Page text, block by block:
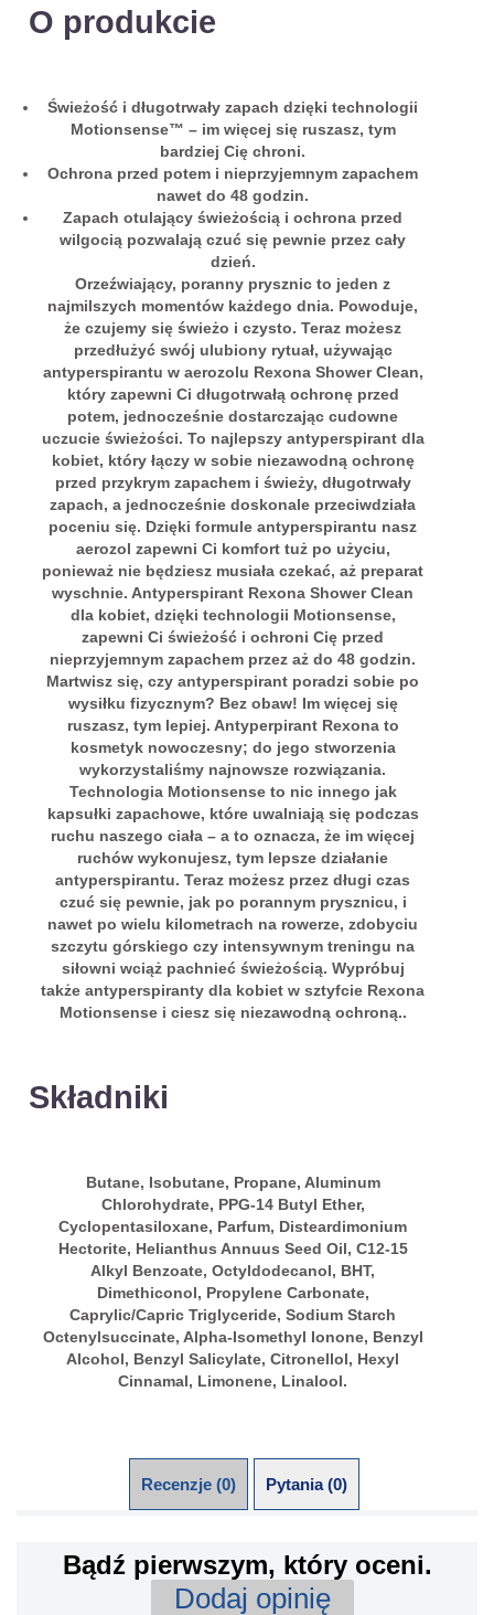
O produkcie
Świeżość i długotrwały zapach dzięki technologii
Motionsense™ – im więcej się ruszasz, tym
bardziej Cię chroni.
Ochrona przed potem i nieprzyjemnym zapachem
nawet do 48 godzin.
Zapach otulający świeżością i ochrona przed
wilgocią pozwalają czuć się pewnie przez cały
dzień.
Orzeźwiający, poranny prysznic to jeden z
najmilszych momentów każdego dnia. Powoduje,
że czujemy się świeżo i czysto. Teraz możesz
przedłużyć swój ulubiony rytuał, używając
antyperspirantu w aerozolu Rexona Shower Clean,
który zapewni Ci długotrwałą ochronę przed
potem, jednocześnie dostarczając cudowne
uczucie świeżości. To najlepszy antyperspirant dla
kobiet, który łączy w sobie niezawodną ochronę
przed przykrym zapachem i świeży, długotrwały
zapach, a jednocześnie doskonale przeciwdziała
poceniu się. Dzięki formule antyperspirantu nasz
aerozol zapewni Ci komfort tuż po użyciu,
ponieważ nie będziesz musiała czekać, aż preparat
wyschnie. Antyperspirant Rexona Shower Clean
dla kobiet, dzięki technologii Motionsense,
zapewni Ci świeżość i ochroni Cię przed
nieprzyjemnym zapachem przez aż do 48 godzin.
Martwisz się, czy antyperspirant poradzi sobie po
wysiłku fizycznym? Bez obaw! Im więcej się
ruszasz, tym lepiej. Antyperpirant Rexona to
kosmetyk nowoczesny; do jego stworzenia
wykorzystaliśmy najnowsze rozwiązania.
Technologia Motionsense to nic innego jak
kapsułki zapachowe, które uwalniają się podczas
ruchu naszego ciała – a to oznacza, że im więcej
ruchów wykonujesz, tym lepsze działanie
antyperspirantu. Teraz możesz przez długi czas
czuć się pewnie, jak po porannym prysznicu, i
nawet po wielu kilometrach na rowerze, zdobyciu
szczytu górskiego czy intensywnym treningu na
siłowni wciąż pachnieć świeżością. Wypróbuj
także antyperspiranty dla kobiet w sztyfcie Rexona
Motionsense i ciesz się niezawodną ochroną..
Składniki
Butane, Isobutane, Propane, Aluminum
Chlorohydrate, PPG-14 Butyl Ether,
Cyclopentasiloxane, Parfum, Disteardimonium
Hectorite, Helianthus Annuus Seed Oil, C12-15
Alkyl Benzoate, Octyldodecanol, BHT,
Dimethiconol, Propylene Carbonate,
Caprylic/Capric Triglyceride, Sodium Starch
Octenylsuccinate, Alpha-Isomethyl Ionone, Benzyl
Alcohol, Benzyl Salicylate, Citronellol, Hexyl
Cinnamal, Limonene, Linalool.
Recenzje (0) Pytania (0)
Bądź pierwszym, który oceni.
Dodaj opinię